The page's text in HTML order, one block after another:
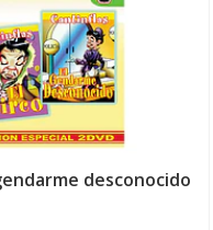
desconocido